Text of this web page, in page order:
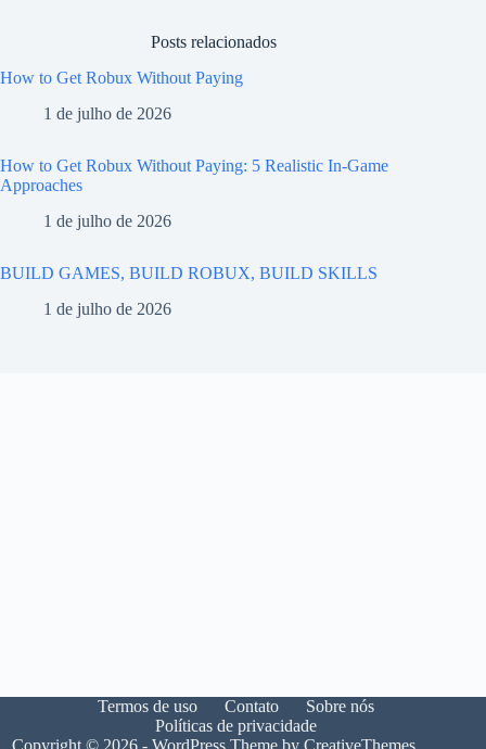
Posts relacionados
How to Get Robux Without Paying
1 de julho de 2026
How to Get Robux Without Paying: 5 Realistic In-Game
Approaches
1 de julho de 2026
BUILD GAMES, BUILD ROBUX, BUILD SKILLS
1 de julho de 2026
Termos de uso Contato
Sobre nós
Políticas de privacidade
Copyright © 2026 - WordPress Theme byCreativeThemes